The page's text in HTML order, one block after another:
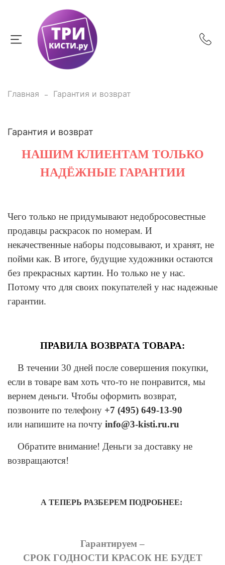
Главная Гарантия и возврат
Гарантия и возврат
НАШИМ КЛИЕНТАМ ТОЛЬКО
НАДЁЖНЫЕ ГАРАНТИИ
Чего только не придумывают недобросовестные
продавцы раскрасок по номерам. И
некачественные наборы подсовывают, и хранят, не
пойми как. В итоге, будущие художники остаются
без прекрасных картин. Но только не у нас.
Потому что для своих покупателей у нас надежные
гарантии.
ПРАВИЛА ВОЗВРАТА ТОВАРА:
В течении 30 дней после совершения покупки,
если в товаре вам хоть что-то не понравится, мы
вернем деньги. Чтобы оформить возврат,
позвоните по телефону +7 (495) 649-13-90
или напишите на почту info@3-kisti.ru.ru
Обратите внимание! Деньги за доставку не
возвращаются!
А ТЕПЕРЬ РАЗБЕРЕМ ПОДРОБНЕЕ:
Гарантируем –
СРОК ГОДНОСТИ КРАСОК НЕ БУДЕТ